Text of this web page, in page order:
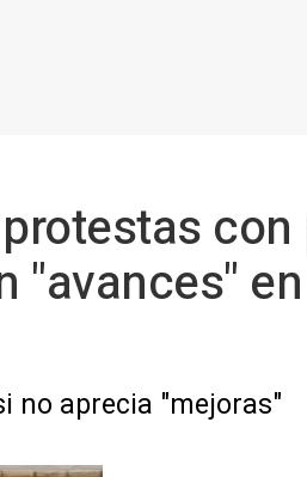
con
"avances"
no aprecia "mejoras"